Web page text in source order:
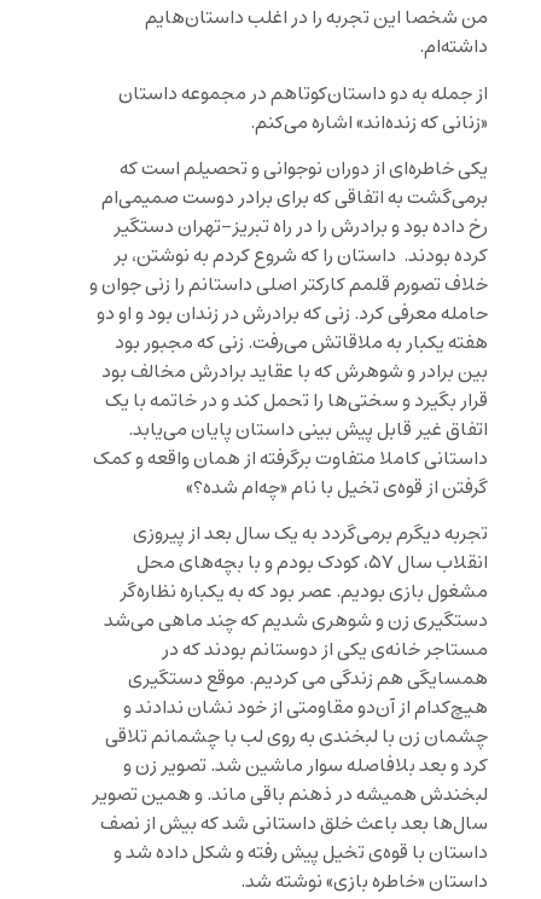
من شخصا این تجربه را در اغلب داستان‌هایم
داشته‌ام.
از جمله به دو داستان‌کوتاهم در مجموعه داستان
«زنانی که زنده‌اند» اشاره می‌کنم.
یکی خاطره‌ای از دوران نوجوانی و تحصیلم است که
برمی‌گشت به اتفاقی که برای برادر دوست صمیمی‌‌ام
رخ داده ‌بود و برادرش را در راه تبریز-تهران دستگیر
کرده بودند. داستان را که شروع کردم به نوشتن، بر
خلاف تصورم قلمم کارکتر اصلی داستانم را زنی جوان و
حامله معرفی کرد. زنی که برادرش در زندان بود و او دو
هفته یکبار به ملاقاتش می‌رفت. زنی که مجبور بود
بین برادر و شوهرش که با عقاید برادرش مخالف بود
قرار بگیرد و سختی‌ها را تحمل کند و در خاتمه با یک
اتفاق غیر قابل پیش بینی داستان پایان می‌یابد.
داستانی کاملا متفاوت برگرفته از همان واقعه و کمک
گرفتن از قوه‌ی تخیل با نام «چه‌ام شده؟»
تجربه دیگرم برمی‌گردد به یک سال بعد از پیروزی
انقلاب سال ۵۷، کودک بودم و با بچه‌های محل
مشغول بازی بودیم. عصر بود که به یکباره نظاره‌گر
دستگیری زن و شوهری شدیم که چند ماهی می‌شد
مستاجر خانه‌ی یکی از دوستانم بودند که در
همسایگی هم زندگی می کردیم. موقع دستگیری
هیچ‌کدام از آن‌دو مقاومتی از خود نشان ندادند و
چشمان زن با لبخندی به روی لب با چشمانم تلاقی
کرد و بعد بلافاصله سوار ماشین شد. تصویر زن و
لبخندش همیشه در ذهنم باقی ماند. و همین تصویر
سال‌ها بعد باعث خلق داستانی شد که بیش از نصف
داستان با قوه‌ی تخیل پیش رفته‌ و شکل داده ‌شد و
داستان «خاطره بازی» نوشته شد.